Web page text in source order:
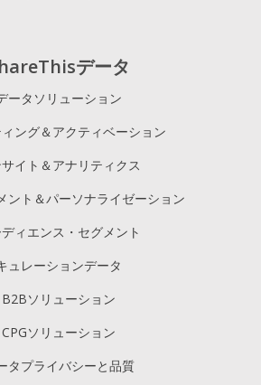
データ
ータソリューション
ング＆アクティベーション
イト＆アナリティクス
ント＆パーソナライゼーション
ィエンス・セグメント
ュレーションデータ
B2Bソリューション
CPGソリューション
タプライバシーと品質